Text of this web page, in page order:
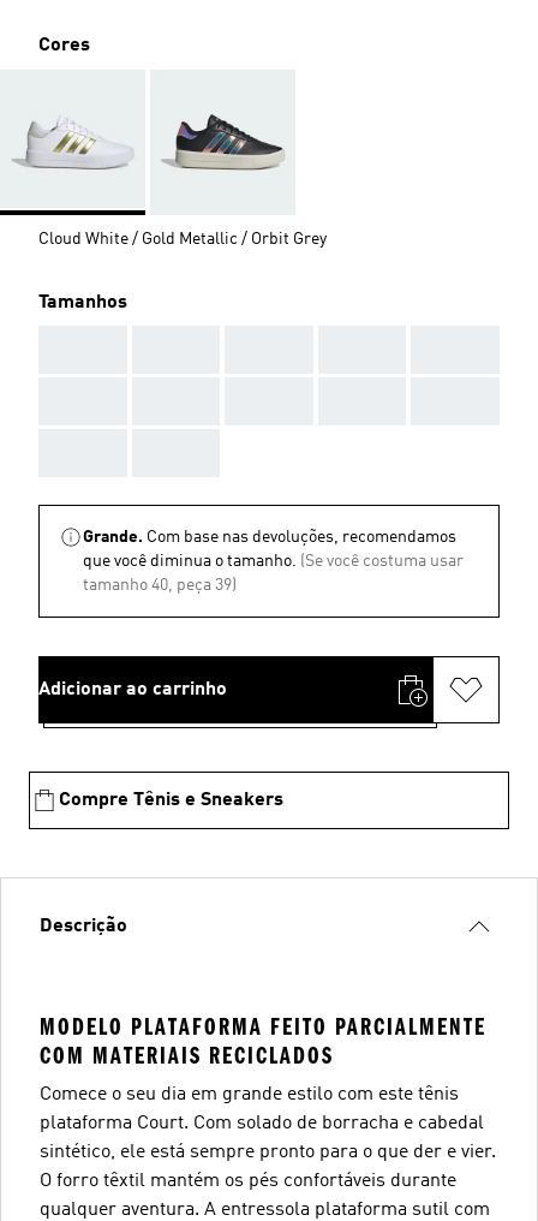
Cores
Cloud White / Gold Metallic / Orbit Grey
Tamanhos
Grande. Com base nas devoluções, recomendamos
que você diminua o tamanho. (Se você costuma usar
tamanho 40, peça 39)
Adicionar ao carrinho
Compre Tênis e Sneakers
Descrição
MODELO PLATAFORMA FEITO PARCIALMENTE
COM MATERIAIS RECICLADOS
Comece o seu dia em grande estilo com este tênis
plataforma Court. Com solado de borracha e cabedal
sintético, ele está sempre pronto para o que der e vier.
O forro têxtil mantém os pés confortáveis durante
qualquer aventura. A entressola plataforma sutil com